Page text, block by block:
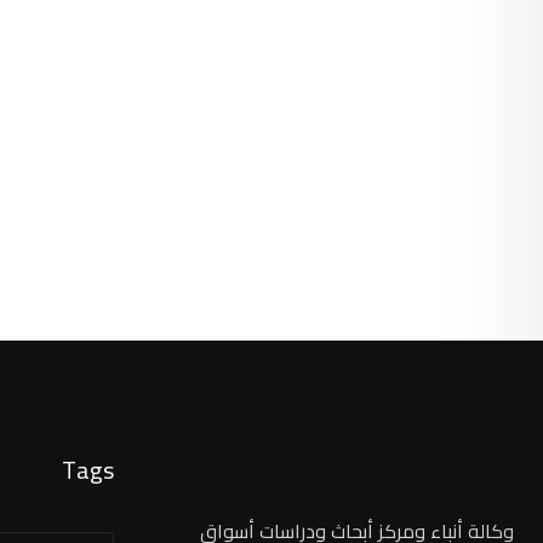
وكالة أنباء ومركز أبحاث ودراسات أسواق
Tags